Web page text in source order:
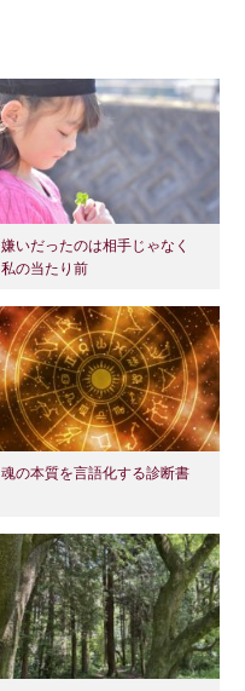
嫌いだったのは相手じゃなく
私の当たり前
魂の本質を言語化する診断書